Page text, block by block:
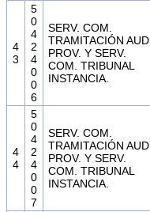
4
3
5
0
4
2
4
0
0
6
SERV. COM.
TRAMITACIÓN AUD.
PROV. Y SERV.
COM. TRIBUNAL
INSTANCIA.
4
4
5
0
4
2
4
0
0
7
SERV. COM.
TRAMITACIÓN AUD.
PROV. Y SERV.
COM. TRIBUNAL
INSTANCIA.